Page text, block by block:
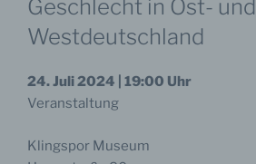
Geschlecht in Ost- und
Westdeutschland
24. Juli 2024 | 19:00 Uhr
Veranstaltung
Klingspor Museum